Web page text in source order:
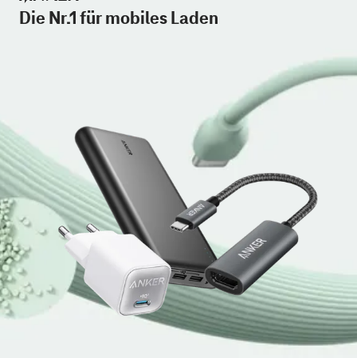
Die Nr.1 für mobiles Laden